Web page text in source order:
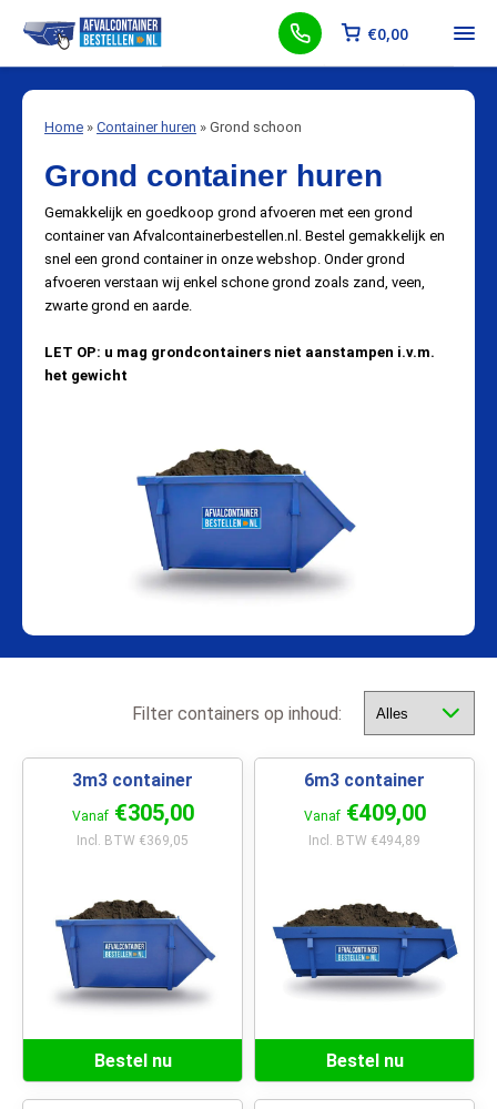
€0,00
Home » Container huren » Grond schoon
Grond container huren
Gemakkelijk en goedkoop grond afvoeren met een grond
container van Afvalcontainerbestellen.nl. Bestel gemakkelijk en
snel een grond container in onze webshop. Onder grond
afvoeren verstaan wij enkel schone grond zoals zand, veen,
zwarte grond en aarde.
LET OP: u mag grondcontainers niet aanstampen i.v.m.
het gewicht
Filter containers op inhoud:
3m3 container
Vanaf €305,00
Incl. BTW €369,05
Bestel nu
6m3 container
Vanaf €409,00
Incl. BTW €494,89
Bestel nu